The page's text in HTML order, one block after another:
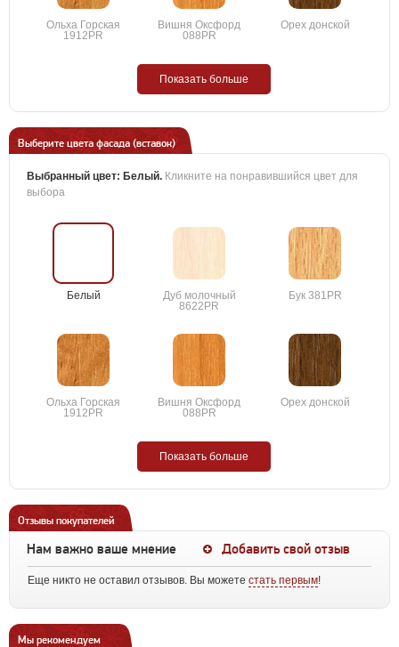
Ольха Горская
1912PR
Вишня Оксфорд
088PR
Орех донской
Показать больше
Выберите цвета фасада (вставок)
Выбранный цвет: Белый. Кликните на понравившийся цвет для
выбора
Белый
Дуб молочный
8622PR
Бук 381PR
Ольха Горская
1912PR
Вишня Оксфорд
088PR
Орех донской
Показать больше
Отзывы покупателей
Нам важно ваше мнение Добавить свой отзыв
Еще никто не оставил отзывов. Вы можете стать первым!
Мы рекомендуем